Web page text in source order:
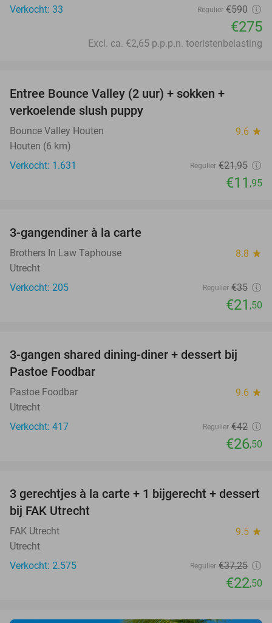
Verkocht: 33 Regulier €590
€275
Excl. ca. €2,65 p.p.p.n. toeristenbelasting
Entree Bounce Valley (2 uur) + sokken +
verkoelende slush puppy
Bounce Valley Houten 9.6 star
Houten (6 km)
Verkocht: 1.631
Regulier €21,95
€11 ,95
3-gangendiner à la carte
Brothers In Law Taphouse 8.8 star
Utrecht
Verkocht: 205
Regulier €35
€21 ,50
37%
3-gangen shared dining-diner + dessert bij
Pastoe Foodbar
Pastoe Foodbar 9.6 star
Utrecht
Verkocht: 417
Regulier €42
€26,50
40%
3 gerechtjes à la carte + 1 bijgerecht + dessert
bij FAK Utrecht
FAK Utrecht 9.5 star
Utrecht
Verkocht: 2.575
Regulier €37,25
€22,50